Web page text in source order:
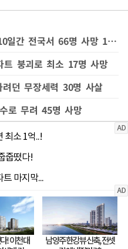
[속보] 파키스탄 장마 폭우로 10일간 전국서 66명 사망 127명 부상
트 붕괴로 최소 17명 사망
던 무장세력 30명 사살
로 무려 45명 사망